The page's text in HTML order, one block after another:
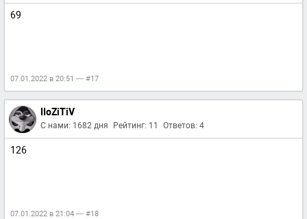
69
07.01.2022 в 20:51 — #17
IIoZiTiV
С нами: 1682 дня Рейтинг: 11 Ответов: 4
126
07.01.2022 в 21:04 — #18